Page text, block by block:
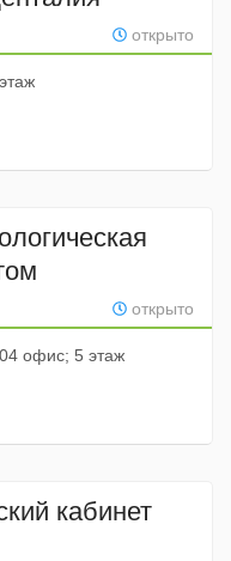
открыто
открыто
офис; 5 этаж
кабинет